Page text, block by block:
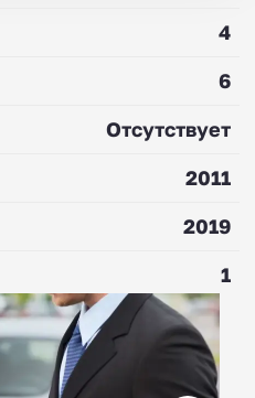
4
6
Отсутствует
2011
2019
1